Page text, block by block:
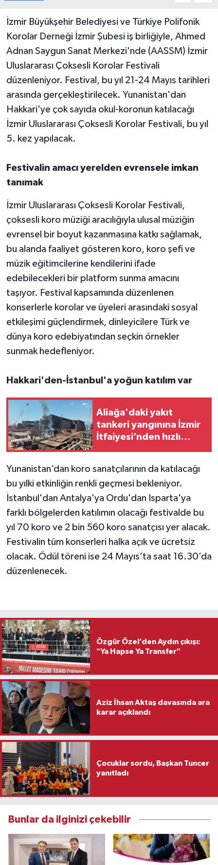
İzmir Büyükşehir Belediyesi ve Türkiye Polifonik
Korolar Derneği İzmir Şubesi iş birliğiyle, Ahmed
Adnan Saygun Sanat Merkezi'nde (AASSM) İzmir
Uluslararası Çoksesli Korolar Festivali
düzenleniyor. Festival, bu yıl 21-24 Mayıs tarihleri
arasında gerçekleştirilecek. Yunanistan'dan
Hakkari'ye çok sayıda okul-koronun katılacağı
İzmir Uluslararası Çoksesli Korolar Festivali, bu yıl
5. kez yapılacak.
Festivalin amacı yerelden evrensele imkan
tanımak
İzmir Uluslararası Çoksesli Korolar Festivali,
çoksesli koro müziği aracılığıyla ulusal müziğin
evrensel bir boyut kazanmasına katkı sağlamak,
bu alanda faaliyet gösteren koro, koro şefi ve
müzik eğitimcilerine kendilerini ifade
edebilecekleri bir platform sunma amacını
taşıyor. Festival kapsamında düzenlenen
konserlerle korolar ve üyeleri arasındaki sosyal
etkileşimi güçlendirmek, dinleyicilere Türk ve
dünya koro edebiyatından seçkin örnekler
sunmak hedefleniyor.
Hakkari'den-İstanbul'a yoğun katılım var
Aliağa'daki yakıt
tankeri yangınına İzmir
İtfaiyesi’nden hızlı
Yunanistan’dan koro sanatçılarının da katılacağı
bu yılki etkinliğin renkli geçmesi bekleniyor.
İstanbul'dan Antalya'ya Ordu'dan Isparta'ya
farklı bölgelerden katılımın olacağı festivalde bu
yıl 70 koro ve 2 bin 560 koro sanatçısı yer alacak.
Festivalin tüm konserleri halka açık ve ücretsiz
olacak. Ödül töreni ise 24 Mayıs’ta saat 16.30’da
düzenlenecek.
Özgür Özel’den Aydın çıkışı:
"Ya Hapse Ya Transfer"
Aziz İhsan Aktaş davasında ara
karar açıklandı
Çocuklar sordu, Başkan Tuncer
yanıtladı
Bunlar da ilginizi çekebilir